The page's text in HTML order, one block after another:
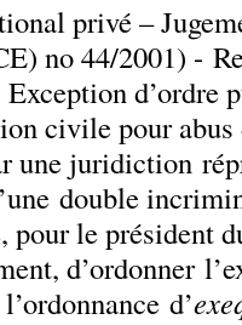
privé –
no 44/2001) -
d’ordre
civile pour
une juridiction
double
pour le président
d’ordonner
d’